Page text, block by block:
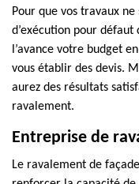
Pour que vos travaux
d’exécution pour défaut
l’avance votre budget
vous établir des devis.
aurez des résultats
ravalement.
Entreprise de
Le ravalement de